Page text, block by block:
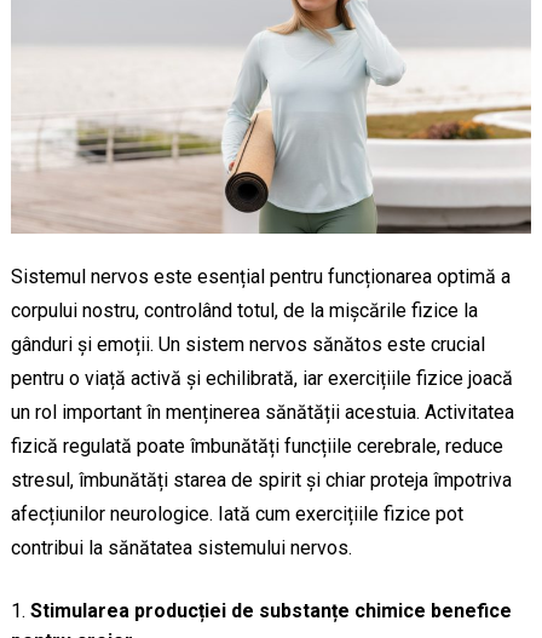
Sistemul nervos este esențial pentru funcționarea optimă a
corpului nostru, controlând totul, de la mișcările fizice la
gânduri și emoții. Un sistem nervos sănătos este crucial
pentru o viață activă și echilibrată, iar exercițiile fizice joacă
un rol important în menținerea sănătății acestuia. Activitatea
fizică regulată poate îmbunătăți funcțiile cerebrale, reduce
stresul, îmbunătăți starea de spirit și chiar proteja împotriva
afecțiunilor neurologice. Iată cum exercițiile fizice pot
contribui la sănătatea sistemului nervos.
Stimularea producției de substanțe chimice benefice